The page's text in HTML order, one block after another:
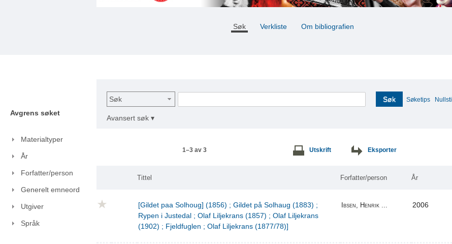
Søk Verkliste Om bibliografien
Avgrens søket
Materialtyper
År
Forfatter/person
Generelt emneord
Utgiver
Språk
Søk Søk Søketips Nullstill
Avansert søk ▾
1–3 av 3 Utskrift Eksporter
Tittel Forfatter/person År
[Gildet paa Solhoug] (1856) ; Gildet på Solhaug (1883) ;
Rypen i Justedal ; Olaf Liljekrans (1857) ; Olaf Liljekrans
(1902) ; Fjeldfuglen ; Olaf Liljekrans (1877/78)]
Ibsen, Henrik ... 2006